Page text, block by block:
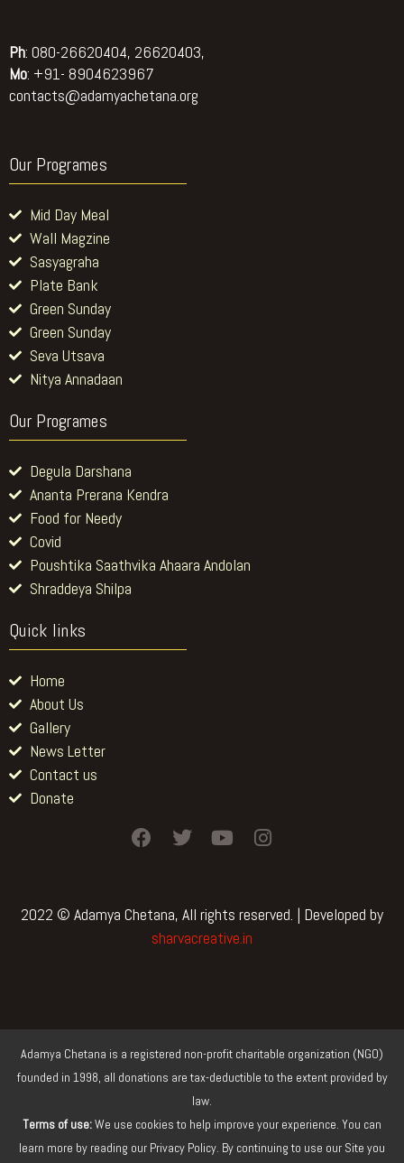
Ph: 080-26620404, 26620403,
Mo: +91- 8904623967
contacts@adamyachetana.org
Our Programes
Mid Day Meal
Wall Magzine
Sasyagraha
Plate Bank
Green Sunday
Green Sunday
Seva Utsava
Nitya Annadaan
Our Programes
Degula Darshana
Ananta Prerana Kendra
Food for Needy
Covid
Poushtika Saathvika Ahaara Andolan
Shraddeya Shilpa
Quick links
Home
About Us
Gallery
News Letter
Contact us
Donate
F
a
b
T
w
t
e
r
Y
o
u
b
e
I
n
a
2022 © Adamya Chetana, All rights reserved. | Developed by
sharvacreative.in
Adamya Chetana is a registered non-profit charitable organization (NGO)
founded in 1998, all donations are tax-deductible to the extent provided by
law.
Terms of use:We use cookies to help improve your experience. You can
learn more by reading our Privacy Policy. By continuing to use our Site you